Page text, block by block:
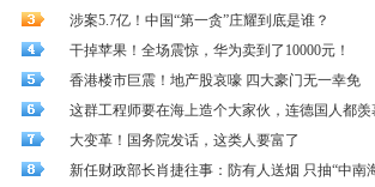
涉案5.7亿！中国“第一贪”庄耀到底是谁？
干掉苹果！全场震惊，华为卖到了10000元！
香港楼市巨震！地产股哀嚎 四大豪门无一幸免
这群工程师要在海上造个大家伙，连德国人都羡
大变革！国务院发话，这类人要富了
新任财政部长肖捷往事：防有人送烟 只抽“中南